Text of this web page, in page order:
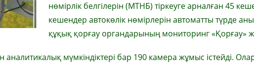
нөмірлік белгілерін (МТНБ) тіркеуге арналған 45
кешендер автокөлік нөмірлерін автоматты түрде
құқық қорғау органдарының мониторинг «Қорғау»
аналитикалық мүмкіндіктері бар 190 камера жұмыс істейді.